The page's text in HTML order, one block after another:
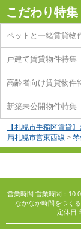
こだわり特集
ペットと一緒賃貸物
戸建て賃貸物件特集
高齢者向け賃貸物件
新築未公開物件特集
【札幌市手稲区賃貸
局札幌市営東西線 > 琴
営業時間:営業時間：
なかなか時間をつく
定休日: